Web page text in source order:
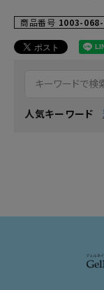
商品番号 1003-
人気キーワード